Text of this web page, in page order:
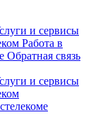
и сервисы
Работа в
Обратная связь
и сервисы